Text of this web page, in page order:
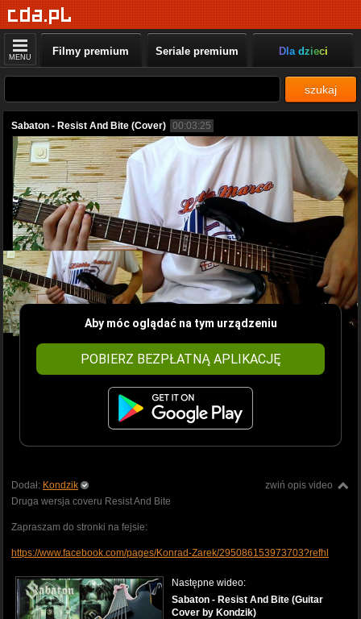
MENU Filmy premium Seriale premium Dla dzieci
szukaj
Sabaton - Resist And Bite (Cover) 00:03:25
Aby móc oglądać na tym urządzeniu
POBIERZ BEZPŁATNĄ APLIKACJĘ
zwiń opis video
Dodał: Kondzik
Druga wersja coveru Resist And Bite
Zapraszam do stronki na fejsie:
https://www.facebook.com/pages/Konrad-Zarek/295086153973703?refhl
Następne wideo:
Sabaton - Resist And Bite (Guitar
Cover by Kondzik)